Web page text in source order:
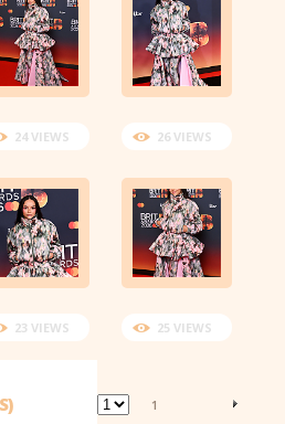
24 VIEWS 26 VIEWS
23 VIEWS 25 VIEWS
1